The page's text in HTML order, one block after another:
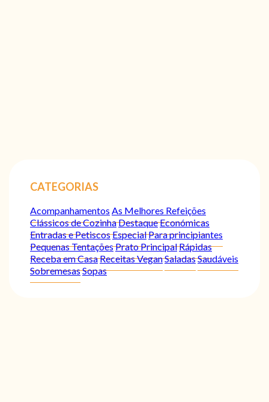
CATEGORIAS
Acompanhamentos As Melhores Refeições
Clássicos de CozinhaDestaqueEconómicas
Entradas e PetiscosEspecialPara principiantes
Pequenas TentaçõesPrato PrincipalRápidas
Receba em CasaReceitas VeganSaladasSaudáveis
SobremesasSopas